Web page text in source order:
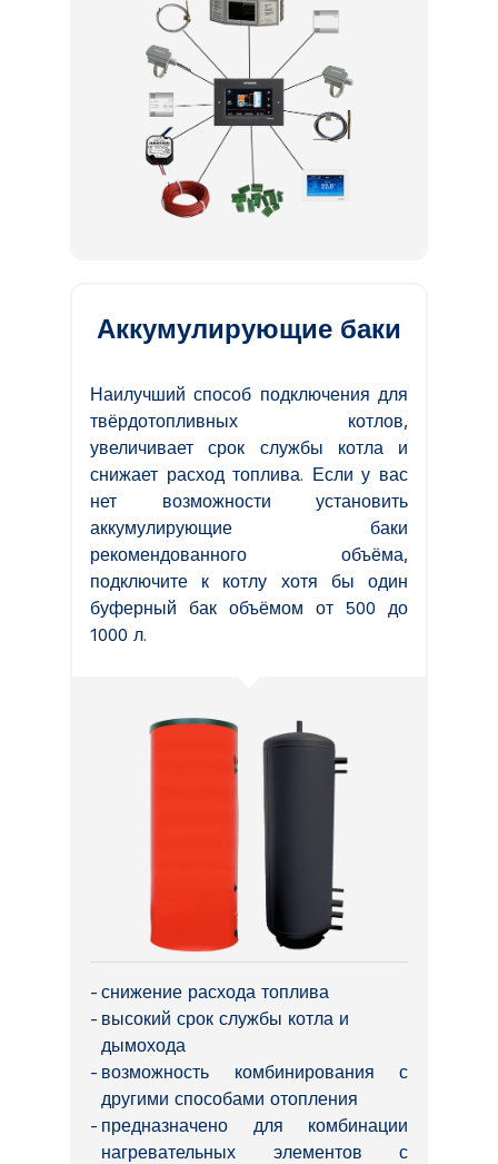
Аккумулирующие баки
Наилучший способ подключения для
твёрдотопливных котлов,
увеличивает срок службы котла и
снижает расход топлива. Если у вас
нет возможности установить
аккумулирующие баки
рекомендованного объёма,
подключите к котлу хотя бы один
буферный бак объёмом от 500 до
1000 л.
снижение расхода топлива
высокий срок службы котла и
дымохода
возможность комбинирования с
другими способами отопления
предназначено для комбинации
нагревательных элементов с